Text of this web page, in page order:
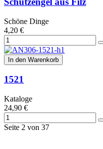
Schöne Dinge
4,20 €
In den Warenkorb
1521
Kataloge
24,90 €
Seite 2 von 37